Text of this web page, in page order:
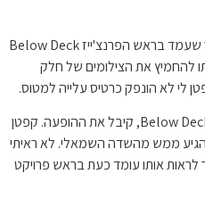
קפטן לי מוכר לחובבי הריאליטי לאחר שעמד בראש הפרנצ'ייז Below Deck
אותו להחמיץ את הצילומים של חלק
קפטן קרי טיתראדג', מ-Below Deck Adventure, קיבל את ההופעה. קפטן
ממש מהשדה השמאלי. לא ראיתי
אותו עומד כעת בראש פרויקט